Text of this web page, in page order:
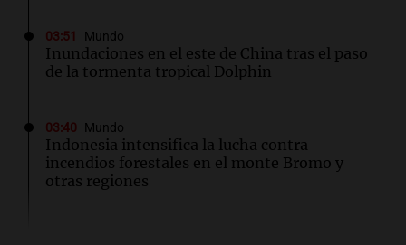
03:51 Mundo
Inundaciones en el este de China tras el paso
de la tormenta tropical Dolphin
03:40 Mundo
Indonesia intensifica la lucha contra
incendios forestales en el monte Bromo y
otras regiones